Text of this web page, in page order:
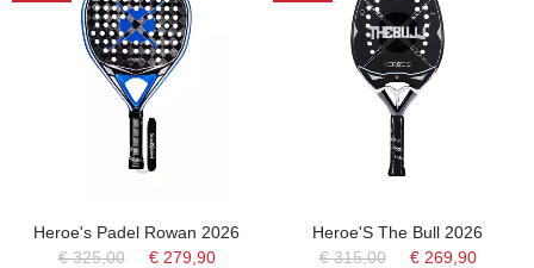
Heroe's Padel Rowan 2026
€ 325,00
€ 279,90
Heroe'S The Bull 2026
€ 315,00
€ 269,90